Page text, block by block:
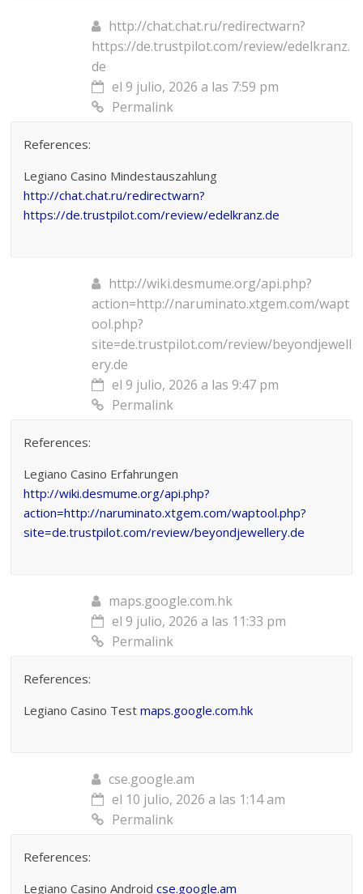
http://chat.chat.ru/redirectwarn?
https://de.trustpilot.com/review/edelkranz.
de
el 9 julio, 2026 a las 7:59 pm
Permalink
References:
Legiano Casino Mindestauszahlung
http://chat.chat.ru/redirectwarn?
https://de.trustpilot.com/review/edelkranz.de
http://wiki.desmume.org/api.php?
action=http://naruminato.xtgem.com/wapt
ool.php?
site=de.trustpilot.com/review/beyondjewell
ery.de
el 9 julio, 2026 a las 9:47 pm
Permalink
References:
Legiano Casino Erfahrungen
http://wiki.desmume.org/api.php?
action=http://naruminato.xtgem.com/waptool.php?
site=de.trustpilot.com/review/beyondjewellery.de
maps.google.com.hk
el 9 julio, 2026 a las 11:33 pm
Permalink
References:
Legiano Casino Testmaps.google.com.hk
cse.google.am
el 10 julio, 2026 a las 1:14 am
Permalink
References:
Legiano Casino Androidcse.google.am